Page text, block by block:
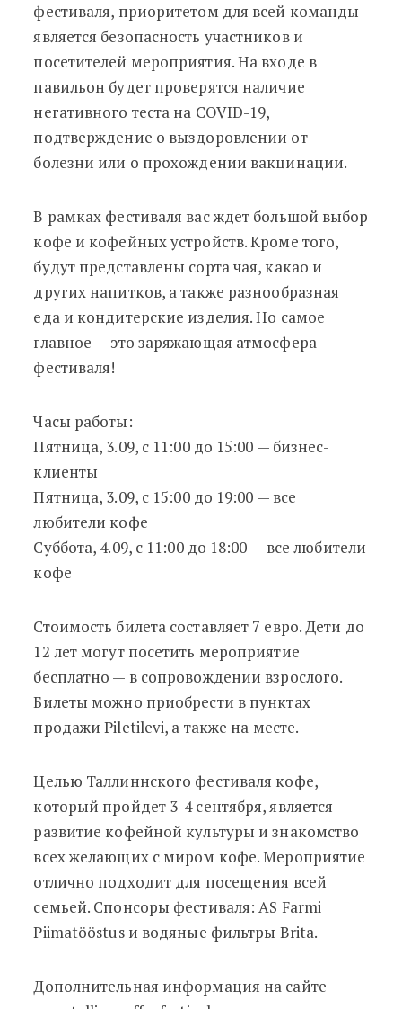
фестиваля, приоритетом для всей команды
является безопасность участников и
посетителей мероприятия. На входе в
павильон будет проверятся наличие
негативного теста на COVID-19,
подтверждение о выздоровлении от
болезни или о прохождении вакцинации.
В рамках фестиваля вас ждет большой выбор
кофе и кофейных устройств. Кроме того,
будут представлены сорта чая, какао и
других напитков, а также разнообразная
еда и кондитерские изделия. Но самое
главное — это заряжающая атмосфера
фестиваля!
Часы работы:
Пятница, 3.09, с 11:00 до 15:00 —бизнес-
клиенты
Пятница, 3.09, с 15:00 до 19:00 —все
любители кофе
Суббота, 4.09, с 11:00 до 18:00 —все любители
кофе
Стоимость билета составляет 7 евро. Дети до
12 лет могут посетить мероприятие
бесплатно — в сопровождении взрослого.
Билеты можно приобрести в пунктах
продажи Piletilevi, а также на месте.
Целью Таллиннского фестиваля кофе,
который пройдет 3-4 сентября, является
развитие кофейной культуры и знакомство
всех желающих с миром кофе. Мероприятие
отлично подходит для посещения всей
семьей. Спонсоры фестиваля: AS Farmi
Piimatööstus и водяные фильтры Brita.
Дополнительная информация на сайте